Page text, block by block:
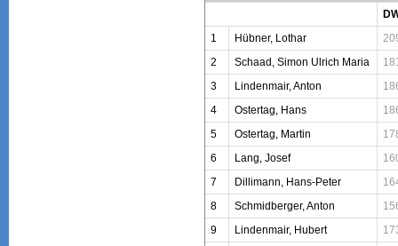
1
Hübner, Lothar
2
Schaad, Simon Ulrich Maria
3
Lindenmair, Anton
4
Ostertag, Hans
5
Ostertag, Martin
6
Lang, Josef
7
Dillimann, Hans-Peter
8
Schmidberger, Anton
9
Lindenmair, Hubert